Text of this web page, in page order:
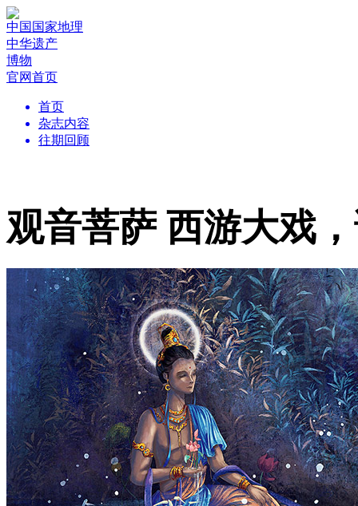
中国国家地理
中华遗产
博物
官网首页
首页
杂志内容
往期回顾
观音菩萨 西游大戏